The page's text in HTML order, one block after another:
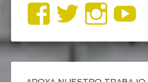
Ver
perfil
de
Ver
perfil
de
Ver
de